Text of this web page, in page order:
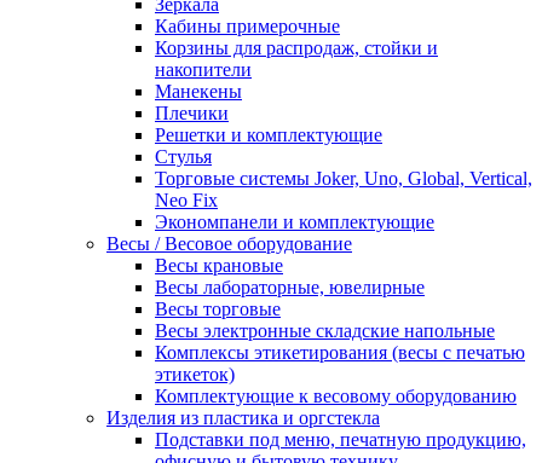
Зеркала
Кабины примерочные
Корзины для распродаж, стойки и
накопители
Манекены
Плечики
Решетки и комплектующие
Стулья
Торговые системы Joker, Uno, Global, Vertical,
Neo Fix
Экономпанели и комплектующие
Весы / Весовое оборудование
Весы крановые
Весы лабораторные, ювелирные
Весы торговые
Весы электронные складские напольные
Комплексы этикетирования (весы с печатью
этикеток)
Комплектующие к весовому оборудованию
Изделия из пластика и оргстекла
Подставки под меню, печатную продукцию,